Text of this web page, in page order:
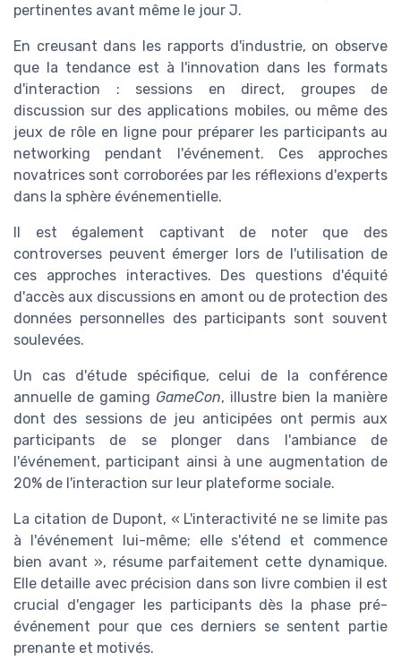
pertinentes avant même le jour J.
En creusant dans les rapports d'industrie, on observe
que la tendance est à l'innovation dans les formats
d'interaction : sessions en direct, groupes de
discussion sur des applications mobiles, ou même des
jeux de rôle en ligne pour préparer les participants au
networking pendant l'événement. Ces approches
novatrices sont corroborées par les réflexions d'experts
dans la sphère événementielle.
Il est également captivant de noter que des
controverses peuvent émerger lors de l'utilisation de
ces approches interactives. Des questions d'équité
d'accès aux discussions en amont ou de protection des
données personnelles des participants sont souvent
soulevées.
Un cas d'étude spécifique, celui de la conférence
annuelle de gaming GameCon, illustre bien la manière
dont des sessions de jeu anticipées ont permis aux
participants de se plonger dans l'ambiance de
l'événement, participant ainsi à une augmentation de
20% de l'interaction sur leur plateforme sociale.
La citation de Dupont, « L'interactivité ne se limite pas
à l'événement lui-même; elle s'étend et commence
bien avant », résume parfaitement cette dynamique.
Elle detaille avec précision dans son livre combien il est
crucial d'engager les participants dès la phase pré-
événement pour que ces derniers se sentent partie
prenante et motivés.